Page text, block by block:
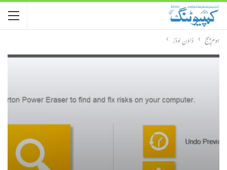
ہوم پیج ڈاؤن لوڈز